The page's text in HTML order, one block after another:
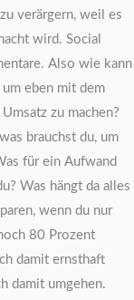
verärgern, weil es
wird. Social
Also wie kann
eben mit dem
zu machen?
brauchst du, um
für ein Aufwand
Was hängt da alles
wenn du nur
80 Prozent
damit ernsthaft
damit umgehen.